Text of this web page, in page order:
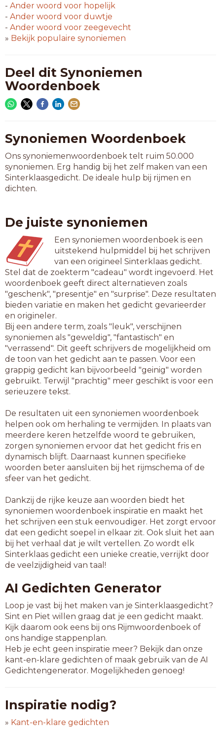
- Ander woord voor hopelijk
- Ander woord voor duwtje
- Ander woord voor zeegevecht
» Bekijk populaire synoniemen
Deel dit Synoniemen
Woordenboek
Synoniemen Woordenboek
Ons synoniemenwoordenboek telt ruim 50.000
synoniemen. Erg handig bij het zelf maken van een
Sinterklaasgedicht. De ideale hulp bij rijmen en
dichten.
De juiste synoniemen
Een synoniemen woordenboek is een
uitstekend hulpmiddel bij het schrijven
van een origineel Sinterklaas gedicht.
Stel dat de zoekterm "cadeau" wordt ingevoerd. Het
woordenboek geeft direct alternatieven zoals
"geschenk", "presentje" en "surprise". Deze resultaten
bieden variatie en maken het gedicht gevarieerder
en origineler.
Bij een andere term, zoals "leuk", verschijnen
synoniemen als "geweldig", "fantastisch" en
"verrassend". Dit geeft schrijvers de mogelijkheid om
de toon van het gedicht aan te passen. Voor een
grappig gedicht kan bijvoorbeeld "geinig" worden
gebruikt. Terwijl "prachtig" meer geschikt is voor een
serieuzere tekst.
De resultaten uit een synoniemen woordenboek
helpen ook om herhaling te vermijden. In plaats van
meerdere keren hetzelfde woord te gebruiken,
zorgen synoniemen ervoor dat het gedicht fris en
dynamisch blijft. Daarnaast kunnen specifieke
woorden beter aansluiten bij het rijmschema of de
sfeer van het gedicht.
Dankzij de rijke keuze aan woorden biedt het
synoniemen woordenboek inspiratie en maakt het
het schrijven een stuk eenvoudiger. Het zorgt ervoor
dat een gedicht soepel in elkaar zit. Ook sluit het aan
bij het verhaal dat je wilt vertellen. Zo wordt elk
Sinterklaas gedicht een unieke creatie, verrijkt door
de veelzijdigheid van taal!
AI Gedichten Generator
Loop je vast bij het maken van je Sinterklaasgedicht?
Sint en Piet willen graag dat je een gedicht maakt.
Kijk daarom ook eens bij ons Rijmwoordenboek of
ons handige stappenplan.
Heb je echt geen inspiratie meer? Bekijk dan onze
kant-en-klare gedichten of maak gebruik van de AI
Gedichtengenerator. Mogelijkheden genoeg!
Inspiratie nodig?
» Kant-en-klare gedichten